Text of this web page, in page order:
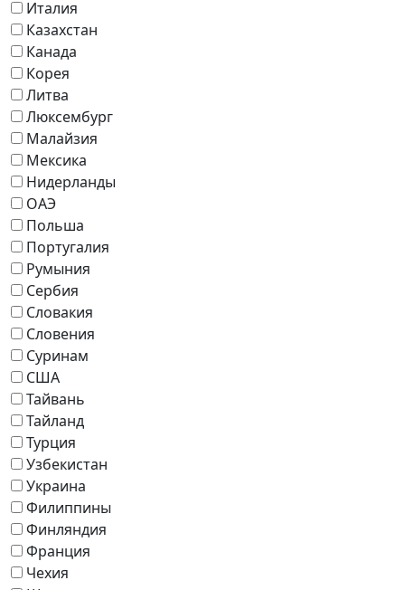
Италия
Казахстан
Канада
Корея
Литва
Люксембург
Малайзия
Мексика
Нидерланды
ОАЭ
Польша
Португалия
Румыния
Сербия
Словакия
Словения
Суринам
США
Тайвань
Тайланд
Турция
Узбекистан
Украина
Филиппины
Финляндия
Франция
Чехия